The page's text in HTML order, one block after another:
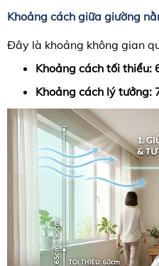
Khoảng cách giữa giường
Đây là khoảng không gian
Khoảng cách tối thiểu:
Khoảng cách lý tưởng: